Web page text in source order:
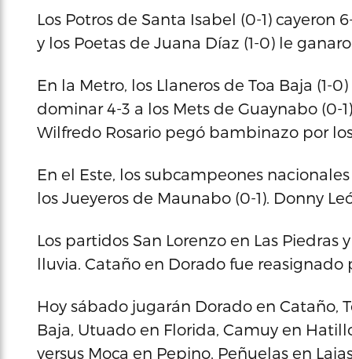
Los Potros de Santa Isabel (0-1) cayeron
y los Poetas de Juana Díaz (1-0) le
En la Metro, los Llaneros de Toa Baja
dominar 4-3 a los Mets de Guaynabo (0-
Wilfredo Rosario pegó bambinazo por
En el Este, los subcampeones
los Jueyeros de Maunabo (0-1). Donny
Los partidos San Lorenzo en Las
lluvia. Cataño en Dorado fue
Hoy sábado jugarán Dorado en Cataño,
Baja, Utuado en Florida, Camuy en
versus Moca en Pepino, Peñuelas en